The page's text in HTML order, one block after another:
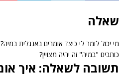
שאלה
מי יכול לומר לי כיצד אומרים באנגלית
כותבים "במיה" זה יהיה מצויין?
תשובה לשאלה: איך